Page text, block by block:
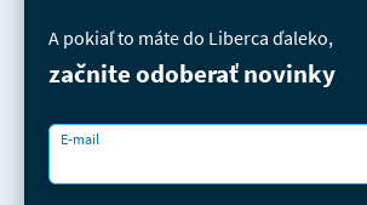
A pokiaľ to máte do Liberca ďaleko,
začnite odoberať novinky
E-mail